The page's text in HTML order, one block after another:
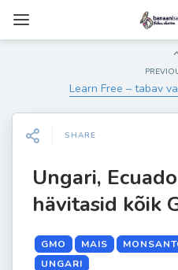
Learn Free – tabav
SHARE
Ungari,
hävitasid kõik
GMO MAIS
UNGARI